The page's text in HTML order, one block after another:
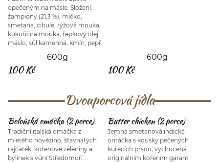
opečeným na másle. Složení:
žampiony (21,3 %), mléko,
smetana, cibule, rýžová mouka,
kukuřičná mouka, řepkový olej,
máslo, sůl kamenná, kmín, pepř.
600g
100 Kč
600g
100 Kč
Dvouporcová jídla
Boloňská omáčka (2 porce)
Tradiční italská omáčka z
mletého hovězího, šťavnatých
rajčátek, kořenové zeleniny a
bylinek s vůní Středomoří.
Butter chicken (2 porce)
Jemná smetanová indická
omáčka s kousky pečených
kuřecích prsou, vychucená
originálním kořením garam